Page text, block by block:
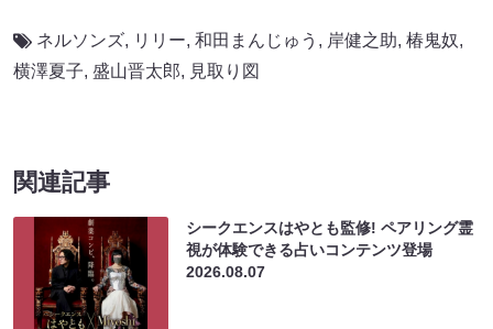
ネルソンズ, リリー, 和田まんじゅう , 岸健之助, 椿鬼奴,
横澤夏子, 盛山晋太郎, 見取り図
関連記事
シークエンスはやとも監修! ペアリング霊
視が体験できる占いコンテンツ登場
2026.08.07